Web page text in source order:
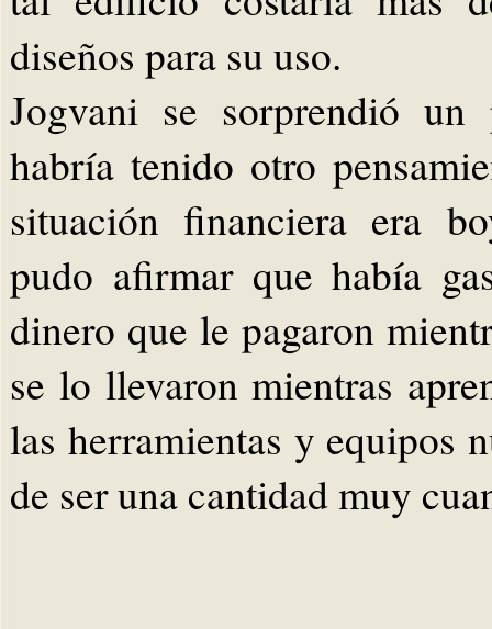
diseños para su uso.
Jogvani se sorprendió
habría tenido otro
situación financiera era
pudo afirmar que había
dinero que le pagaron
se lo llevaron mientras
las herramientas y equipos
de ser una cantidad muy